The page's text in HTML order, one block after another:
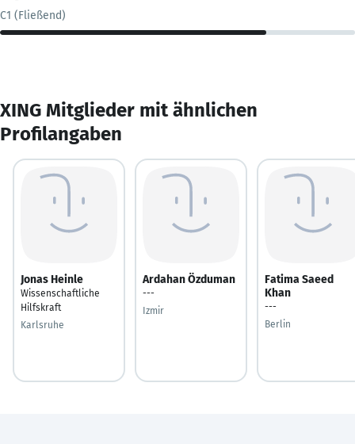
C1 (Fließend)
XING Mitglieder mit ähnlichen
Profilangaben
Jonas Heinle
Wissenschaftliche
Hilfskraft
Karlsruhe
Ardahan Özduman
---
Izmir
Fatima Saeed
Khan
---
Berlin